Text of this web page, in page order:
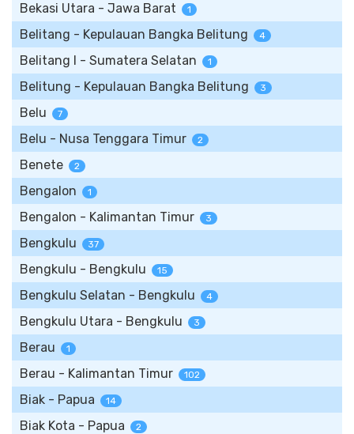
Bekasi Utara - Jawa Barat 1
Belitang - Kepulauan Bangka Belitung 4
Belitang I - Sumatera Selatan 1
Belitung - Kepulauan Bangka Belitung 3
Belu 7
Belu - Nusa Tenggara Timur 2
Benete 2
Bengalon 1
Bengalon - Kalimantan Timur 3
Bengkulu 37
Bengkulu - Bengkulu 15
Bengkulu Selatan - Bengkulu 4
Bengkulu Utara - Bengkulu 3
Berau 1
Berau - Kalimantan Timur 102
Biak - Papua 14
Biak Kota - Papua 2